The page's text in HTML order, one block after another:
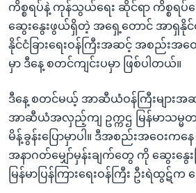
နေရာ
သို့
ကျော်
ရန်
ကိစ္စရပ်နဲ့ ကုန်သွယ်ရေး ဆိုင်ရာ ကိစ္စရ
ဆွေးနွေးဖွယ်ရှိတဲ့ အရှေ့တောင် အာရှနို
နိုင်ငံခြားရေးဝန်ကြီးအဆင့် အစည်းအ
မှာ ဒီနေ့ စတင်ကျင်းပမှာ ဖြစ်ပါတယ်။
ဒီနေ့ စတင်မယ့် အာဆီယံဝန်ကြီးများ
အာဆီယံအလှည့်ကျ ဥက္ကဌ မြန်မာသမ္မ
မိန့်ခွန်းပြောမှာပါ။ ဒီအစည်းအဝေး
အနာဂတ်မျှော်မှန်းချက်တွေ ကို ဆွေးနွ
မြန်မာပြန်ကြားရေးဝန်ကြီး ဦးရဲထွဋ်က